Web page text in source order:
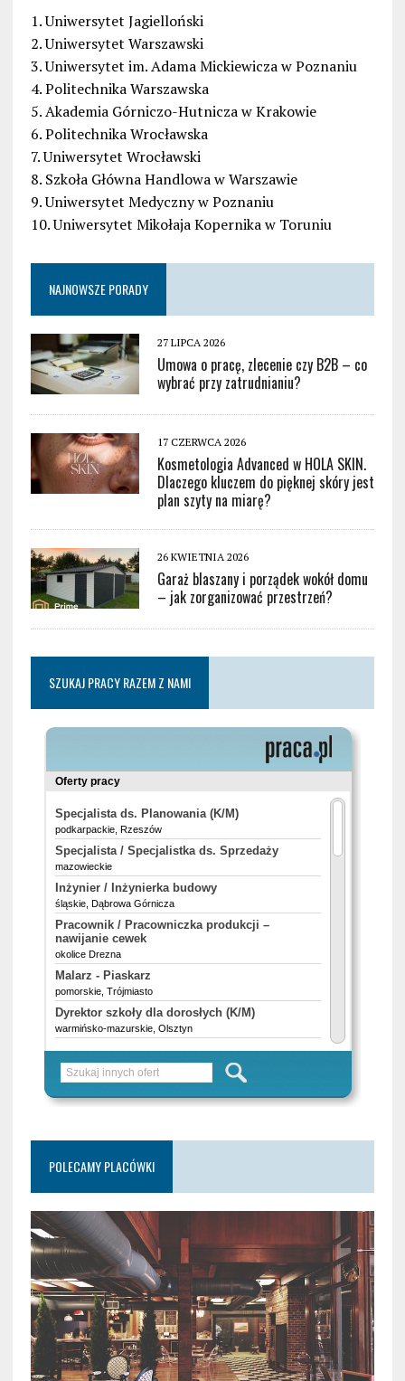
1. Uniwersytet Jagielloński
2. Uniwersytet Warszawski
3. Uniwersytet im. Adama Mickiewicza w Poznaniu
4. Politechnika Warszawska
5. Akademia Górniczo-Hutnicza w Krakowie
6. Politechnika Wrocławska
7. Uniwersytet Wrocławski
8. Szkoła Główna Handlowa w Warszawie
9. Uniwersytet Medyczny w Poznaniu
10. Uniwersytet Mikołaja Kopernika w Toruniu
NAJNOWSZE PORADY
27 LIPCA 2026
Umowa o pracę, zlecenie czy B2B – co
wybrać przy zatrudnianiu?
17 CZERWCA 2026
Kosmetologia Advanced w HOLA SKIN.
Dlaczego kluczem do pięknej skóry jest
plan szyty na miarę?
26 KWIETNIA 2026
Garaż blaszany i porządek wokół domu
– jak zorganizować przestrzeń?
SZUKAJ PRACY RAZEM Z NAMI
POLECAMY PLACÓWKI